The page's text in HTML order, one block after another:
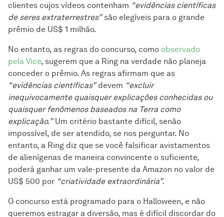
clientes cujos vídeos contenham “evidências científicas
de seres extraterrestres”são elegíveis para o grande
prêmio de US$ 1 milhão.
No entanto, as regras do concurso, como observado
pela Vice, sugerem que a Ring na verdade não planeja
conceder o prêmio. As regras afirmam que as
“evidências científicas”devem “excluir
inequivocamente quaisquer explicações conhecidas ou
quaisquer fenômenos baseados na Terra como
explicação.”Um critério bastante difícil, senão
impossível, de ser atendido, se nos perguntar. No
entanto, a Ring diz que se você falsificar avistamentos
de alienígenas de maneira convincente o suficiente,
poderá ganhar um vale-presente da Amazon no valor de
US$ 500 por “criatividade extraordinária”.
O concurso está programado para o Halloween, e não
queremos estragar a diversão, mas é difícil discordar do